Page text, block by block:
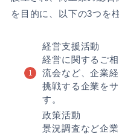
を目的に、以下の3つを
経営支援活動
経営に関するご
流会など、企業
挑戦する企業を
す。
政策活動
景況調査など企